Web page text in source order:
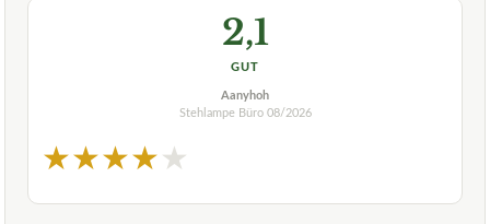
2,1
GUT
Aanyhoh
Stehlampe Büro 08/2026
★★★★★